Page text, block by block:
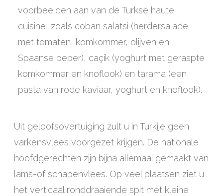
voorbeelden aan van de Turkse haute
cuisine, zoals coban salatsi (herdersalade
met tomaten, komkommer, olijven en
Spaanse peper), caçik (yoghurt met geraspte
komkommer en knoflook) en tarama (een
pasta van rode kaviaar, yoghurt en knoflook).
Uit geloofsovertuiging zult u in Turkije geen
varkensvlees voorgezet krijgen. De nationale
hoofdgerechten zijn bijna allemaal gemaakt van
lams-of schapenvlees. Op veel plaatsen ziet u
het verticaal ronddraaiende spit met kleine